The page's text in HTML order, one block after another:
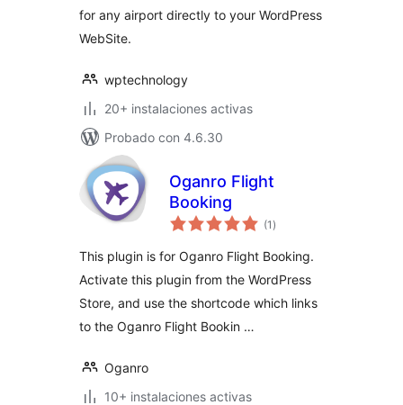
for any airport directly to your WordPress
WebSite.
wptechnology
20+ instalaciones activas
Probado con 4.6.30
Oganro Flight
Booking
(1 total
de
)
This plugin is for Oganro Flight Booking.
Activate this plugin from the WordPress
Store, and use the shortcode which links
to the Oganro Flight Bookin …
Oganro
10+ instalaciones activas